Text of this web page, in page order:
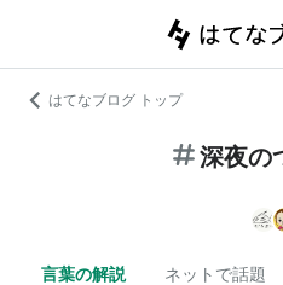
はてなブログ トップ
深夜の
言葉の解説 ネットで話題